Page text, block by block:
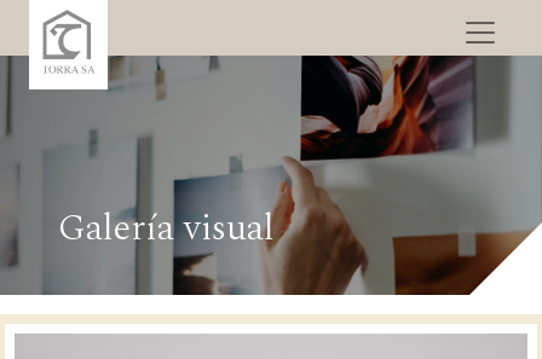
Galería visual